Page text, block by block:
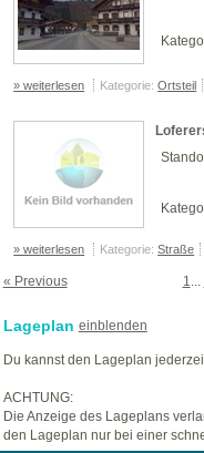
» weiterlesen Kategorie:Ortsteil
» weiterlesen Kategorie:Straße
« Previous 1...
Lageplan einblenden
Du kannst den Lageplan
ACHTUNG:
Die Anzeige des Lageplans
den Lageplan nur bei einer